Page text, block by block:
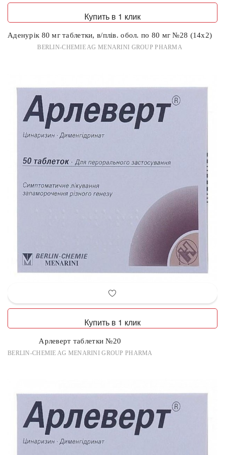
Купить в 1 клик
Аденурік 80 мг таблетки, в/плів. обол. по 80 мг №28 (14х2)
BERLIN-CHEMIE AG MENARINI GROUP PHARMA
Купить в 1 клик
Арлеверт таблетки №20
BERLIN-CHEMIE AG MENARINI GROUP PHARMA